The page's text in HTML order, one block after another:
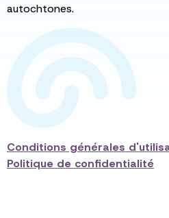
autochtones.
Conditions générales
Politique de confidentialité